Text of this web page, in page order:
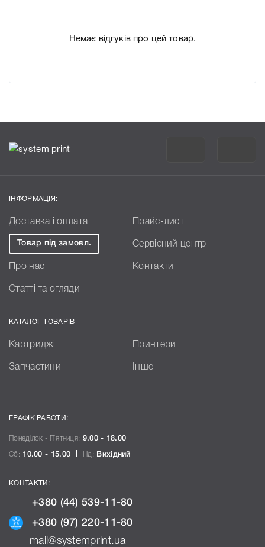
Немає відгуків про цей товар.
ІНФОРМАЦІЯ:
Доставка і оплата Прайс-лист
Товар під замовл. Сервісний центр
Про нас Контакти
Статті та огляди
КАТАЛОГ ТОВАРІВ
Картриджі Принтери
Запчастини Інше
ГРАФІК РАБОТИ:
Понеділок - П`ятниця: 9.00 - 18.00
Сб: 10.00 - 15.00 Нд: Вихідний
КОНТАКТИ:
+380 (44) 539-11-80
+380 (97) 220-11-80
mail@systemprint.ua